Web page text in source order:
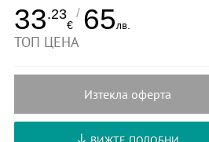
33.23
€
/ 65лв.
ТОП ЦЕНА
Изтекла оферта